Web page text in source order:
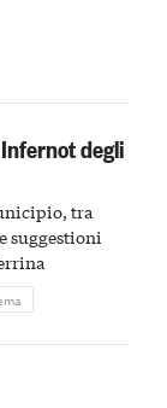
degli
tra
suggestioni